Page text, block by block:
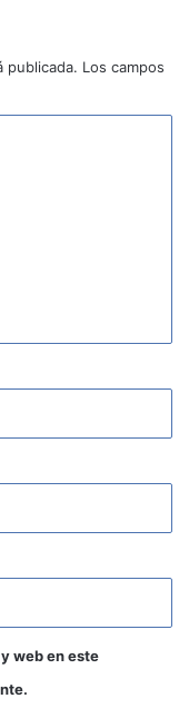
publicada. Los campos
web en este